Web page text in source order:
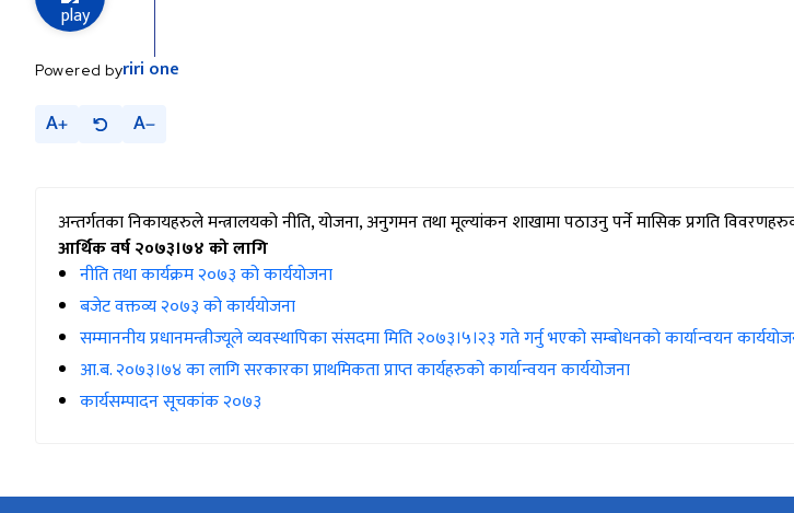
Powered byriri one
A A
अन्तर्गतका निकायहरुले मन्त्रालयको नीति, योजना, अनुगमन तथा मूल्यांकन शाखामा पठाउनु पर्ने मासिक प्रगति
आर्थिक वर्ष २०७३।७४ को लागि
नीति तथा कार्यक्रम २०७३ को कार्ययोजना
बजेट वक्तव्य २०७३ को कार्ययोजना
सम्माननीय प्रधानमन्त्रीज्यूले व्यवस्थापिका संसदमा मिति २०७३।५।२३ गते गर्नु भएको सम्बोधनको कार्यान्वयन
आ.ब. २०७३।७४ का लागि सरकारका प्राथमिकता प्राप्त कार्यहरुको कार्यान्वयन कार्ययोजना
कार्यसम्पादन सूचकांक २०७३